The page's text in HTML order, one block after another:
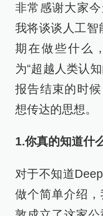
非常感谢大家
我将谈谈人工智
期在做些什么
为“超越人类认
报告结束的时
想传达的思想。
1.你真的知道什
对于不知道
做个简单介绍